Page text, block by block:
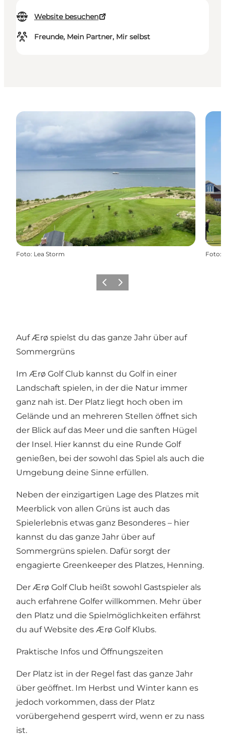
Website besuchen
Freunde, Mein Partner, Mir selbst
Foto: Lea Storm Foto:
ZurückWeiter
Auf Ærø spielst du das ganze Jahr über auf
Sommergrüns
Im Ærø Golf Club kannst du Golf in einer
Landschaft spielen, in der die Natur immer
ganz nah ist. Der Platz liegt hoch oben im
Gelände und an mehreren Stellen öffnet sich
der Blick auf das Meer und die sanften Hügel
der Insel. Hier kannst du eine Runde Golf
genießen, bei der sowohl das Spiel als auch die
Umgebung deine Sinne erfüllen.
Neben der einzigartigen Lage des Platzes mit
Meerblick von allen Grüns ist auch das
Spielerlebnis etwas ganz Besonderes – hier
kannst du das ganze Jahr über auf
Sommergrüns spielen. Dafür sorgt der
engagierte Greenkeeper des Platzes, Henning.
Der Ærø Golf Club heißt sowohl Gastspieler als
auch erfahrene Golfer willkommen. Mehr über
den Platz und die Spielmöglichkeiten erfährst
du aufWebsite des Ærø Golf Klubs.
Praktische Infos und Öffnungszeiten
Der Platz ist in der Regel fast das ganze Jahr
über geöffnet. Im Herbst und Winter kann es
jedoch vorkommen, dass der Platz
vorübergehend gesperrt wird, wenn er zu nass
ist.